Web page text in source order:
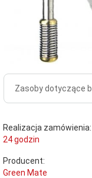
Zasoby dotyczące
Realizacja zamówienia:
24 godzin
Producent:
Green Mate